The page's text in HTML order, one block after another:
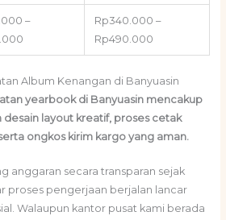
–
Rp340.000 –
Rp490.000
Album Kenangan di Banyuasin
yearbook di Banyuasin mencakup
desain layout kreatif, proses cetak
ongkos kirim kargo yang aman.
anggaran secara transparan sejak
proses pengerjaan berjalan lancar
Walaupun kantor pusat kami berada